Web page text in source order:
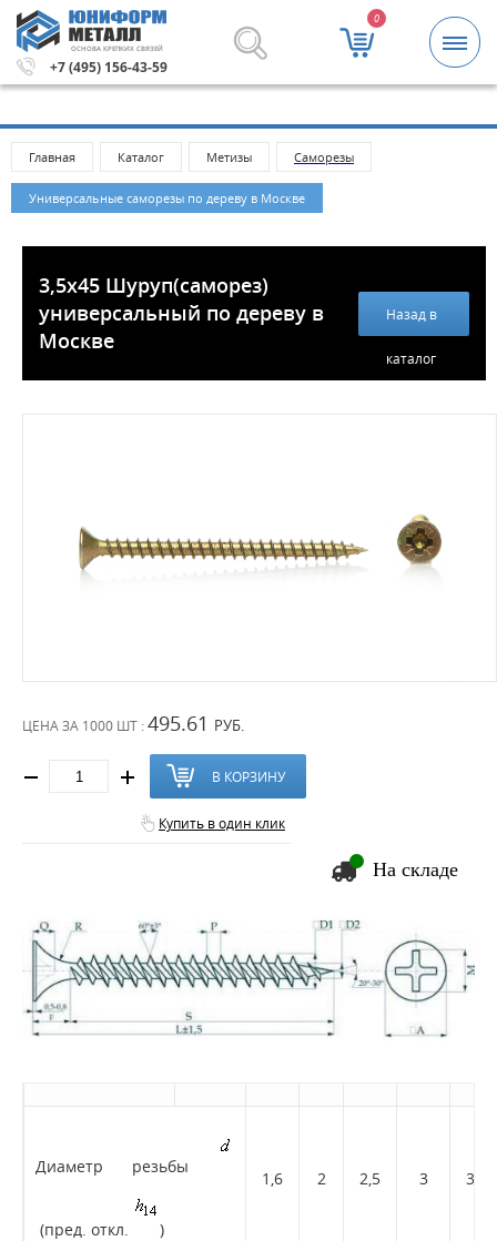
ОСНОВА КРЕПКИХ СВЯЗЕЙ
+7 (495) 156-43-59
0
5000 рублей. Метизы и крепежные изделия
Главная Каталог Метизы Саморезы
Универсальные саморезы по дереву в Москве
3,5х45 Шуруп(саморез)
универсальный по дереву в
Москве
Назад в
каталог
ЦЕНА ЗА 1000 ШТ : 495.61 РУБ.
В КОРЗИНУ
Купить в один клик
На складе
Диаметр резьбы
(пред. откл. )
1,6 2 2,5 3 3,5